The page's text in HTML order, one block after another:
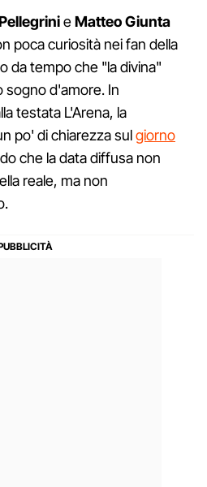
eMatteo Giunta
poca curiosità nei fan della
da tempo che "la divina"
sogno d'amore. In
testata L'Arena, la
po' di chiarezza sulgiorno
che la data diffusa non
reale, ma non